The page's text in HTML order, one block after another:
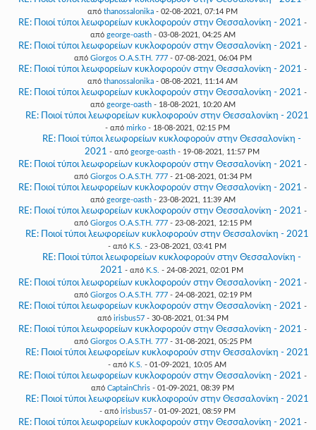
από thanossalonika - 02-08-2021, 07:14 PM
RE: Ποιοί τύποι λεωφορείων κυκλοφορούν στην Θεσσαλονίκη - 2021 -
από george-oasth- 03-08-2021, 04:25 AM
RE: Ποιοί τύποι λεωφορείων κυκλοφορούν στην Θεσσαλονίκη - 2021 -
από Giorgos O.A.S.TH. 777- 07-08-2021, 06:04 PM
RE: Ποιοί τύποι λεωφορείων κυκλοφορούν στην Θεσσαλονίκη - 2021 -
από thanossalonika - 08-08-2021, 11:14 AM
RE: Ποιοί τύποι λεωφορείων κυκλοφορούν στην Θεσσαλονίκη - 2021 -
από george-oasth- 18-08-2021, 10:20 AM
RE: Ποιοί τύποι λεωφορείων κυκλοφορούν στην Θεσσαλονίκη - 2021
- από mirko- 18-08-2021, 02:15 PM
RE: Ποιοί τύποι λεωφορείων κυκλοφορούν στην Θεσσαλονίκη -
2021 - από george-oasth- 19-08-2021, 11:57 PM
RE: Ποιοί τύποι λεωφορείων κυκλοφορούν στην Θεσσαλονίκη - 2021 -
από Giorgos O.A.S.TH. 777- 21-08-2021, 01:34 PM
RE: Ποιοί τύποι λεωφορείων κυκλοφορούν στην Θεσσαλονίκη - 2021 -
από george-oasth- 23-08-2021, 11:39 AM
RE: Ποιοί τύποι λεωφορείων κυκλοφορούν στην Θεσσαλονίκη - 2021 -
από Giorgos O.A.S.TH. 777- 23-08-2021, 12:15 PM
RE: Ποιοί τύποι λεωφορείων κυκλοφορούν στην Θεσσαλονίκη - 2021
- από K.S. - 23-08-2021, 03:41 PM
RE: Ποιοί τύποι λεωφορείων κυκλοφορούν στην Θεσσαλονίκη -
2021 - από K.S. - 24-08-2021, 02:01 PM
RE: Ποιοί τύποι λεωφορείων κυκλοφορούν στην Θεσσαλονίκη - 2021 -
από Giorgos O.A.S.TH. 777- 24-08-2021, 02:19 PM
RE: Ποιοί τύποι λεωφορείων κυκλοφορούν στην Θεσσαλονίκη - 2021 -
από irisbus57- 30-08-2021, 01:34 PM
RE: Ποιοί τύποι λεωφορείων κυκλοφορούν στην Θεσσαλονίκη - 2021 -
από Giorgos O.A.S.TH. 777- 31-08-2021, 05:25 PM
RE: Ποιοί τύποι λεωφορείων κυκλοφορούν στην Θεσσαλονίκη - 2021
- από K.S. - 01-09-2021, 10:05 AM
RE: Ποιοί τύποι λεωφορείων κυκλοφορούν στην Θεσσαλονίκη - 2021 -
από CaptainChris - 01-09-2021, 08:39 PM
RE: Ποιοί τύποι λεωφορείων κυκλοφορούν στην Θεσσαλονίκη - 2021
- από irisbus57- 01-09-2021, 08:59 PM
RE: Ποιοί τύποι λεωφορείων κυκλοφορούν στην Θεσσαλονίκη - 2021 -